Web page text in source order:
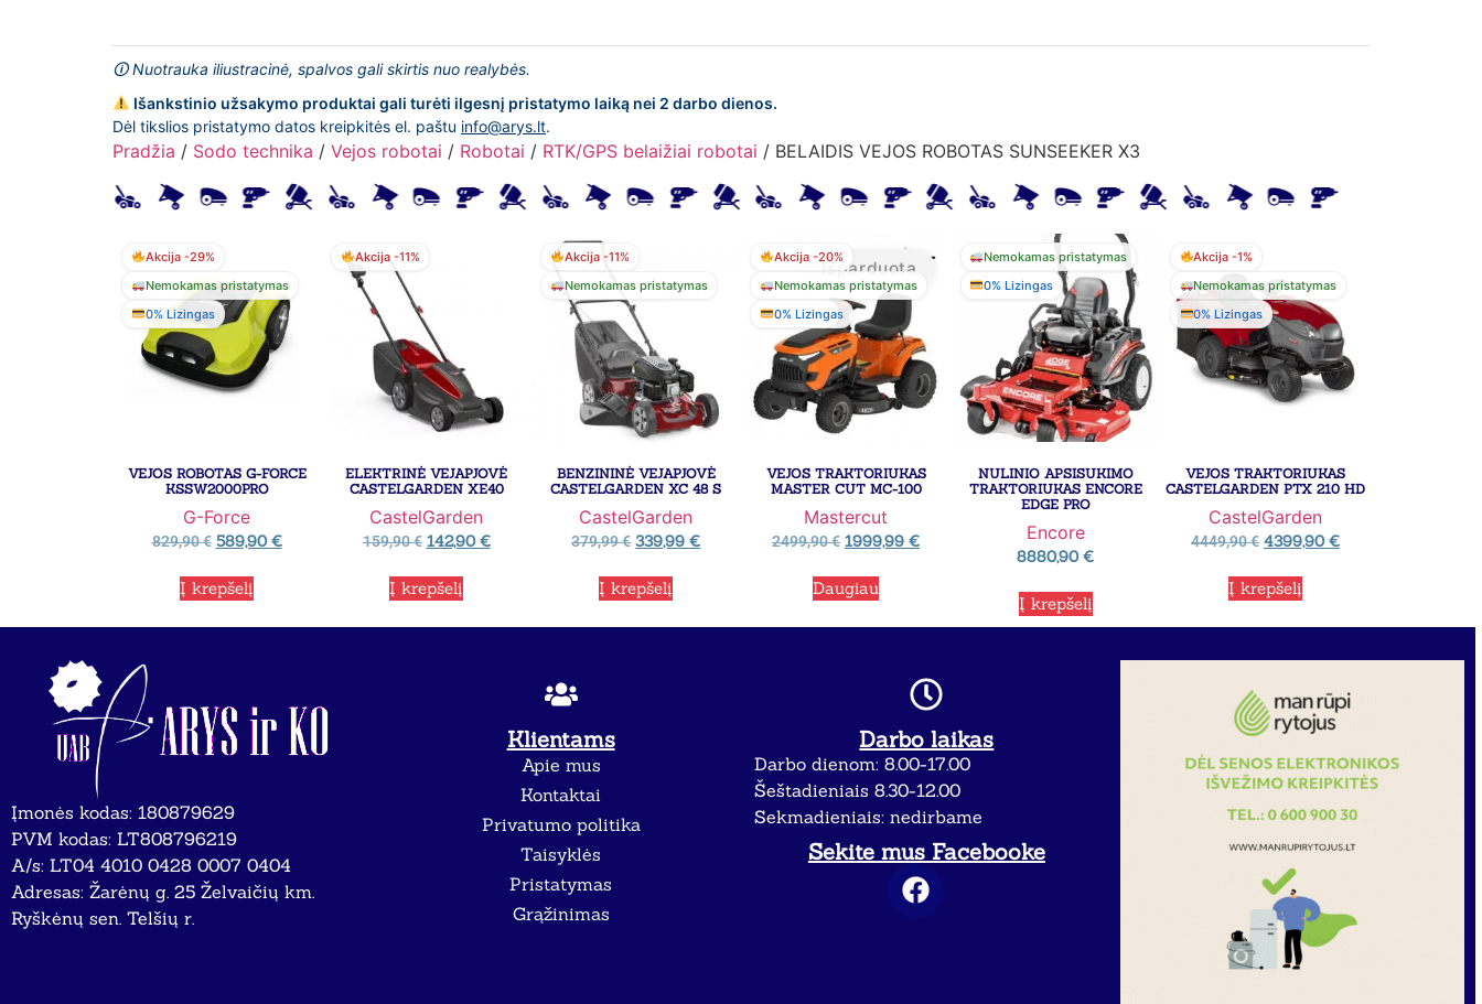
🛈 Nuotrauka iliustracinė, spalvos gali skirtis nuo realybės.
Išankstinio užsakymo produktai gali turėti ilgesnį pristatymo laiką nei 2 darbo dienos.
Dėl tikslios pristatymo datos kreipkitės el. paštu info@arys.lt.
Pradžia / Sodo technika / Vejos robotai / Robotai / RTK/GPS belaižiai robotai / BELAIDIS VEJOS ROBOTAS SUNSEEKER X3
Akcija -29%
Nemokamas pristatymas
0% Lizingas
VEJOS ROBOTAS G-FORCE
KSSW2000PRO
G-Force
829,90€ 589,90€
Į krepšelį
Akcija -11%
ELEKTRINĖ VEJAPJOVĖ
CASTELGARDEN XE40
CastelGarden
159,90€ 142,90€
Į krepšelį
Akcija -11%
Nemokamas pristatymas
BENZININĖ VEJAPJOVĖ
CASTELGARDEN XC 48 S
CastelGarden
379,99€ 339,99€
Į krepšelį
Akcija -20%
Nemokamas pristatymas
0% Lizingas
Išparduota
VEJOS TRAKTORIUKAS
MASTER CUT MC-100
Mastercut
2499,90€ 1999,99€
Daugiau
Nemokamas pristatymas
0% Lizingas
NULINIO APSISUKIMO
TRAKTORIUKAS ENCORE
EDGE PRO
Encore
8880,90€
Į krepšelį
Akcija -1%
Nemokamas pristatymas
0% Lizingas
VEJOS TRAKTORIUKAS
CASTELGARDEN PTX 210 HD
CastelGarden
4449,90€ 4399,90€
Į krepšelį
Įmonės kodas: 180879629
PVM kodas: LT808796219
A/s: LT04 4010 0428 0007 0404
Adresas: Žarėnų g. 25 Želvaičių km.
Ryškėnų sen. Telšių r.
Klientams
Apie mus
Kontaktai
Privatumo politika
Taisyklės
Pristatymas
Grąžinimas
Darbo laikas
Darbo dienom: 8.00-17.00
Šeštadieniais 8.30-12.00
Sekmadieniais: nedirbame
Sekite mus Facebooke